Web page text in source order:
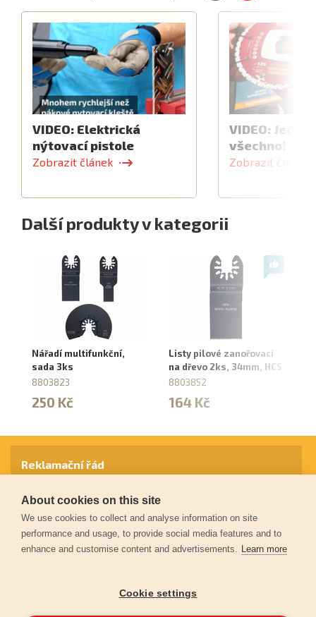
VIDEO: Elektrická
nýtovací pistole
Zobrazit článek
VIDEO:
všechno!
Zobrazit článek
Další produkty v kategorii
Nářadí multifunkční,
sada 3ks
8803823
250 Kč
Listy pilové zanořovací
na dřevo 2ks, 34mm, HCS
8803852
164 Kč
Reklamační řád
Záruční podmínky
Ochrana osobních údajů
About cookies on this site
We use cookies to collect and analyse information on site
performance and usage, to provide social media features and to
enhance and customise content and advertisements. Learn more
Cookie settings